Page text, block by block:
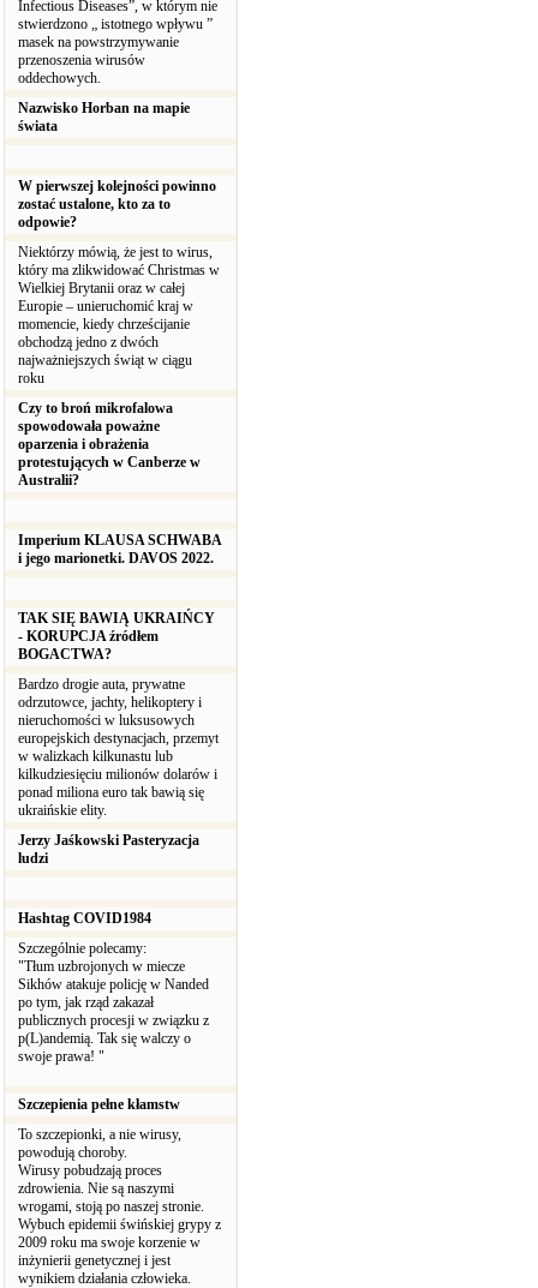
Infectious Diseases”, w którym nie
stwierdzono „ istotnego wpływu ”
masek na powstrzymywanie
przenoszenia wirusów
oddechowych.
Nazwisko Horban na mapie
świata
W pierwszej kolejności powinno
zostać ustalone, kto za to
odpowie?
Niektórzy mówią, że jest to wirus,
który ma zlikwidować Christmas w
Wielkiej Brytanii oraz w całej
Europie – unieruchomić kraj w
momencie, kiedy chrześcijanie
obchodzą jedno z dwóch
najważniejszych świąt w ciągu
roku
Czy to broń mikrofalowa
spowodowała poważne
oparzenia i obrażenia
protestujących w Canberze w
Australii?
Imperium KLAUSA SCHWABA
i jego marionetki. DAVOS 2022.
TAK SIĘ BAWIĄ UKRAIŃCY
- KORUPCJA źródłem
BOGACTWA?
Bardzo drogie auta, prywatne
odrzutowce, jachty, helikoptery i
nieruchomości w luksusowych
europejskich destynacjach, przemyt
w walizkach kilkunastu lub
kilkudziesięciu milionów dolarów i
ponad miliona euro tak bawią się
ukraińskie elity.
Jerzy Jaśkowski Pasteryzacja
ludzi
Hashtag COVID1984
Szczególnie polecamy:
"Tłum uzbrojonych w miecze
Sikhów atakuje policję w Nanded
po tym, jak rząd zakazał
publicznych procesji w związku z
p(L)andemią. Tak się walczy o
swoje prawa! "
Szczepienia pełne kłamstw
To szczepionki, a nie wirusy,
powodują choroby.
Wirusy pobudzają proces
zdrowienia. Nie są naszymi
wrogami, stoją po naszej stronie.
Wybuch epidemii świńskiej grypy z
2009 roku ma swoje korzenie w
inżynierii genetycznej i jest
wynikiem działania człowieka.